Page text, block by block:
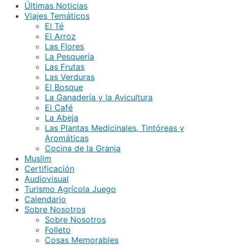
Últimas Noticias
Viajes Temáticos
El Té
El Arroz
Las Flores
La Pesquería
Las Frutas
Las Verduras
El Bosque
La Ganadería y la Avicultura
El Café
La Abeja
Las Plantas Medicinales, Tintóreas y
Aromáticas
Cocina de la Granja
Muslim
Certificación
Audiovisual
Turismo Agrícola Juego
Calendario
Sobre Nosotros
Sobre Nosotros
Folleto
Cosas Memorables